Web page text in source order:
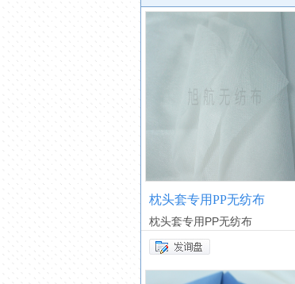
枕头套专用PP无纺布
枕头套专用PP无纺布